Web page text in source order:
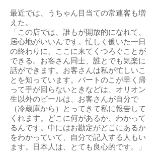
最近では、うちゃん目当ての常連客も増
えた。
「この店では、誰もが開放的になれて、
居心地がいいんです。忙しく働いた一日
の終わりに、ここに来てくつろぐことが
できる。お客さん同士、誰とでも気楽に
話ができます。お客さんは私が忙しいこ
とを知っています。パートのこが早く帰
って手が回らないときなどは、オリオン
生以外のビールは、お客さんが自分で
（冷蔵庫から）とってきて私に報告して
くれます。どこに何があるか、わかって
るんです。中にはお勘定がどこにあるか
をわかっていて、自分で記入する人もい
ます。日本人は、とても良心的です。」